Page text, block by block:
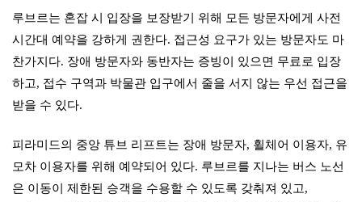
루브르는 혼잡 시 입장을 보장받기 위해 모든 방문자에게 사전
시간대 예약을 강하게 권한다. 접근성 요구가 있는 방문자도 마
찬가지다. 장애 방문자와 동반자는 증빙이 있으면 무료로 입장
하고, 접수 구역과 박물관 입구에서 줄을 서지 않는 우선 접근을
받을 수 있다.
피라미드의 중앙 튜브 리프트는 장애 방문자, 휠체어 이용자, 유
모차 이용자를 위해 예약되어 있다. 루브르를 지나는 버스 노선
은 이동이 제한된 승객을 수용할 수 있도록 갖춰져 있고,